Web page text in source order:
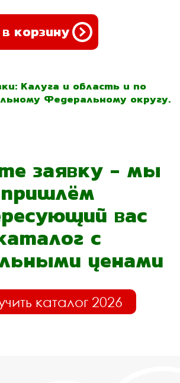
корзину
Калуга и область и по
Федеральному округу.
заявку - мы
пришлём
вас
с
ценами
каталог 2026